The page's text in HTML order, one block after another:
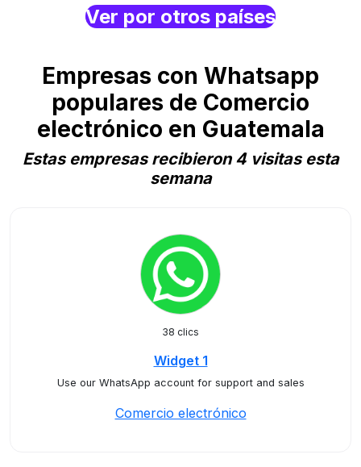
Ver por otros países
Empresas con Whatsapp
populares de Comercio
electrónico en Guatemala
Estas empresas recibieron 4 visitas esta
semana
38 clics
Widget 1
Use our WhatsApp account for support and sales
Comercio electrónico